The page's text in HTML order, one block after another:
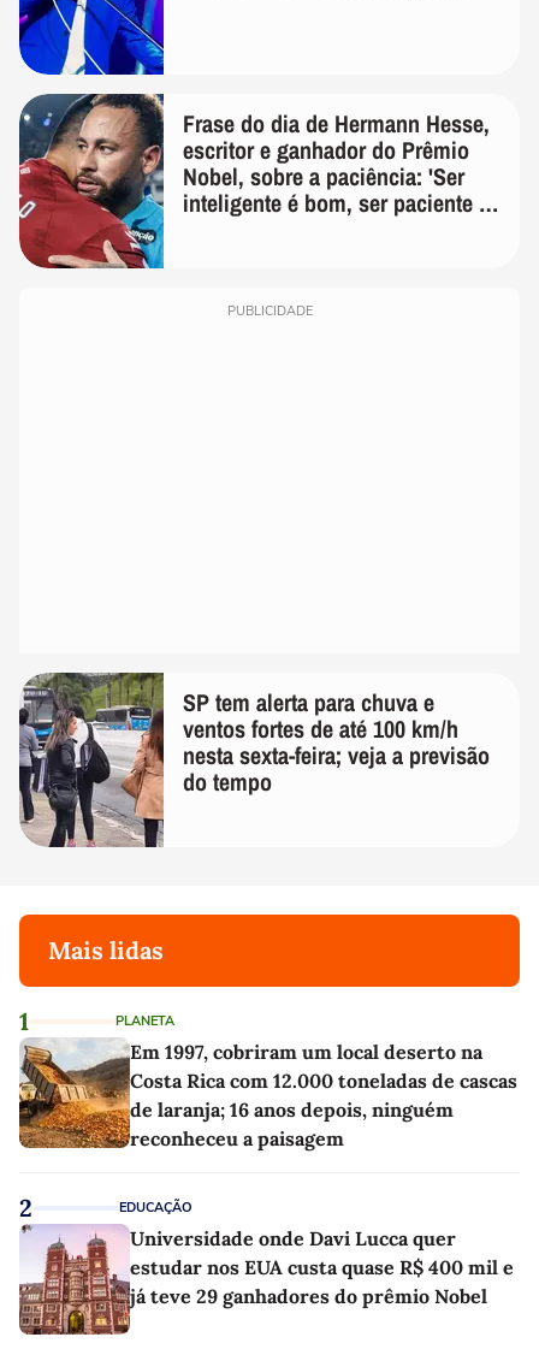
Frase do dia de Hermann Hesse,
escritor e ganhador do Prêmio
Nobel, sobre a paciência: 'Ser
inteligente é bom, ser paciente é
PUBLICIDADE
SP tem alerta para chuva e
ventos fortes de até 100 km/h
nesta sexta-feira; veja a previsão
do tempo
Mais lidas
1 PLANETA
Em 1997, cobriram um local deserto na
Costa Rica com 12.000 toneladas de cascas
de laranja; 16 anos depois, ninguém
reconheceu a paisagem
2 EDUCAÇÃO
Universidade onde Davi Lucca quer
estudar nos EUA custa quase R$ 400 mil e
já teve 29 ganhadores do prêmio Nobel